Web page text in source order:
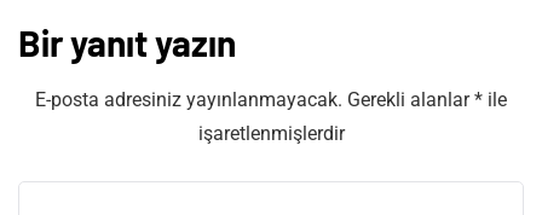
Bir yanıt yazın
E-posta adresiniz yayınlanmayacak. Gerekli alanlar* ile
işaretlenmişlerdir